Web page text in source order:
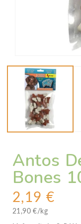
1
Modal
öffnen
Antos
Bones
N
o
r
2,19 €
G
21,90 €/kg